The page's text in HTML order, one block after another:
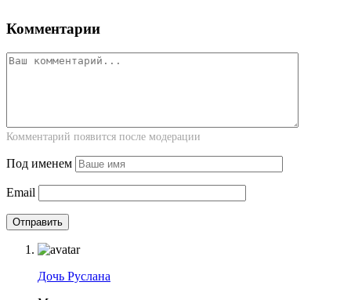
Комментарии
Комментарий появится после модерации
Под именем
Email
Дочь Руслана